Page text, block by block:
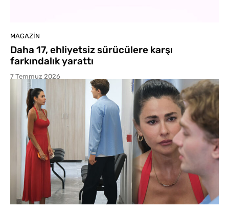
MAGAZIN
Daha 17, ehliyetsiz sürücülere karşı
farkındalık yarattı
7 Temmuz 2026